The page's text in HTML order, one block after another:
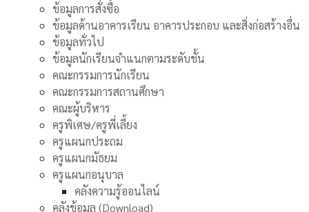
ข้อมูลการสั่งซื้อ
ข้อมูลด้านอาคารเรียน อาคารประกอบ และสิ่งก่อสร้างอื่น
ข้อมูลทั่วไป
ข้อมูลนักเรียนจำแนกตามระดับชั้น
คณะกรรมการนักเรียน
คณะกรรมการสถานศึกษา
คณะผู้บริหาร
ครูพิเศษ/ครูพี่เลี้ยง
ครูแผนกประถม
ครูแผนกมัธยม
ครูแผนกอนุบาล
คลังความรู้ออนไลน์
คลังข้อมูล (Download)